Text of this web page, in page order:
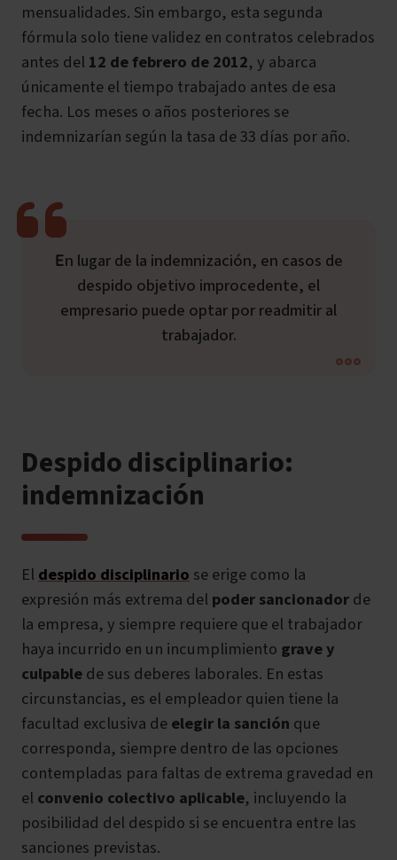
mensualidades. Sin embargo, esta segunda
fórmula solo tiene validez en contratos celebrados
antes del 12 de febrero de 2012, y abarca
únicamente el tiempo trabajado antes de esa
fecha. Los meses o años posteriores se
indemnizarían según la tasa de 33 días por año.
En lugar de la indemnización, en casos de
despido objetivo improcedente, el
empresario puede optar por readmitir al
trabajador.
Despido disciplinario:
indemnización
El despido disciplinario se erige como la
expresión más extrema del poder sancionadorde
la empresa, y siempre requiere que el trabajador
haya incurrido en un incumplimiento grave y
culpablede sus deberes laborales. En estas
circunstancias, es el empleador quien tiene la
facultad exclusiva deelegir la sanción que
corresponda, siempre dentro de las opciones
contempladas para faltas de extrema gravedad en
el convenio colectivo aplicable, incluyendo la
posibilidad del despido si se encuentra entre las
sanciones previstas.